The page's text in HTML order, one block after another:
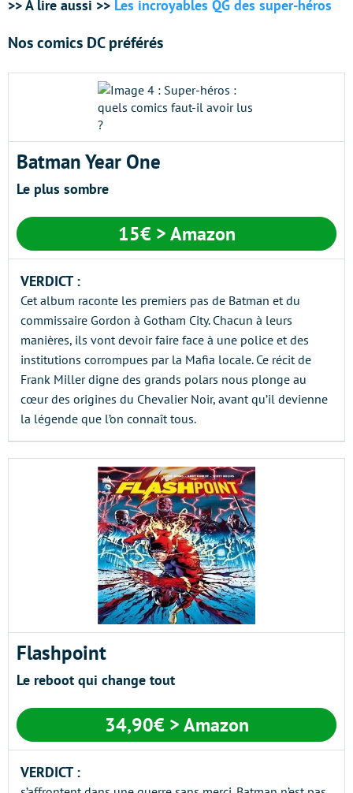
>> A lire aussi >> Les incroyables QG des super-héros
Nos comics DC préférés
Batman Year One
Le plus sombre
15€ > Amazon
VERDICT :
Cet album raconte les premiers pas de Batman et du
commissaire Gordon à Gotham City. Chacun à leurs
manières, ils vont devoir faire face à une police et des
institutions corrompues par la Mafia locale. Ce récit de
Frank Miller digne des grands polars nous plonge au
cœur des origines du Chevalier Noir, avant qu’il devienne
la légende que l’on connaît tous.
Flashpoint
Le reboot qui change tout
34,90€ > Amazon
VERDICT :